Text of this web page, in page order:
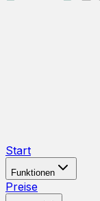
Start
Funktionen
Preise